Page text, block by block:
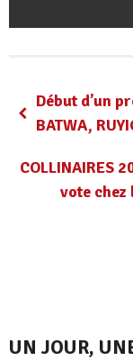
Début d’un
BATWA,
COLLINAIRES
vote chez
UN JOUR,